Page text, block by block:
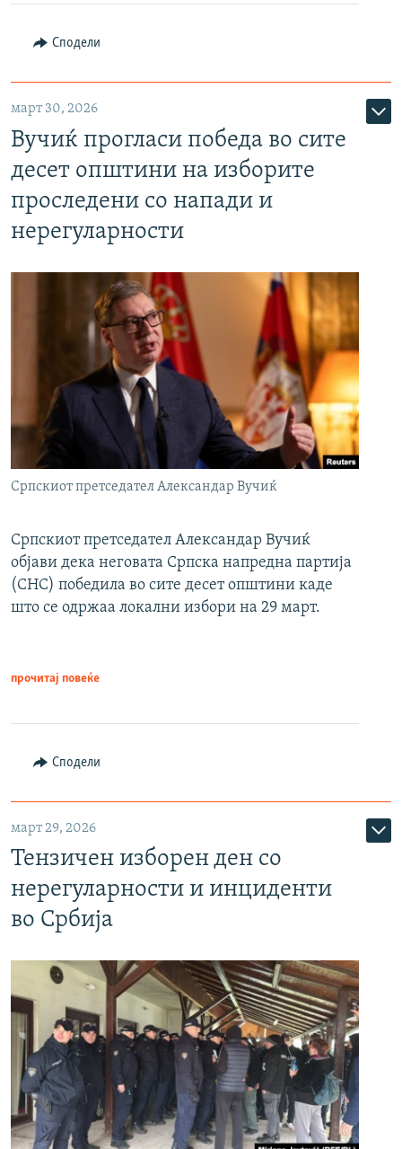
Сподели
март 30, 2026
Вучиќ прогласи победа во сите
десет општини на изборите
проследени со напади и
нерегуларности
Српскиот претседател Александар Вучиќ
Српскиот претседател Александар Вучиќ
објави дека неговата Српска напредна партија
(СНС) победила во сите десет општини каде
што се одржаа локални избори на 29 март.
прочитај повеќе
Сподели
март 29, 2026
Тензичен изборен ден со
нерегуларности и инциденти
во Србија